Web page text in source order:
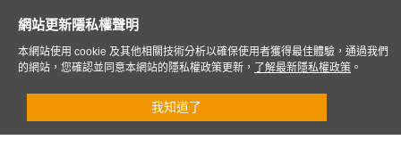
網站更新隱私權聲明
本網站使用 cookie 及其他相關技術分析以確保使用者獲得最佳體驗，通過我們
的網站，您確認並同意本網站的隱私權政策更新，
了解最新隱私權政策 。
我知道了